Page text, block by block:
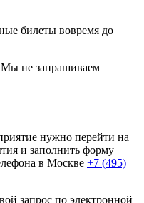
билеты вовремя до
Мы не запрашиваем
нужно перейти на
и заполнить форму
в Москве +7 (495)
запрос по электронной